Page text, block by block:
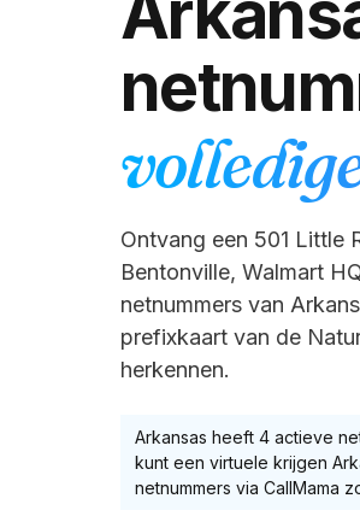
Ontvang een 501 Little
Bentonville, Walmart
netnummers van
prefixkaart van de
herkennen.
Arkansas heeft 4 actieve
kunt een virtuele krijgen
netnummers via CallMama